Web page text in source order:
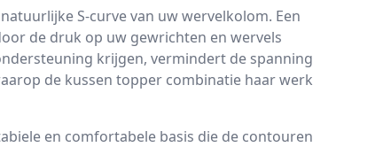
S-curve van uw wervelkolom. Een
de druk op uw gewrichten en wervels
krijgen, vermindert de spanning
de kussen topper combinatie haar werk
en comfortabele basis die de contouren